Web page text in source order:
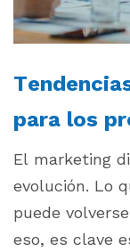
para los
El marketing
evolución. Lo
puede
eso, es clave